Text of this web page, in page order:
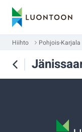
Hiihto Pohjois-Karjala